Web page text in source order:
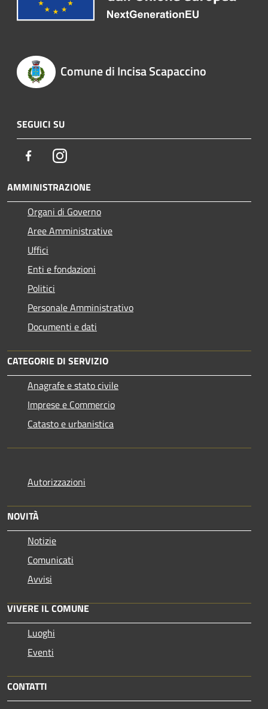
Comune di Incisa Scapaccino
SEGUICI SU
FacebookInstagram
AMMINISTRAZIONE
Organi di Governo
Aree Amministrative
Uffici
Enti e fondazioni
Politici
Personale Amministrativo
Documenti e dati
CATEGORIE DI SERVIZIO
Anagrafe e stato civile
Imprese e Commercio
Catasto e urbanistica
Autorizzazioni
NOVITÀ
Notizie
Comunicati
Avvisi
VIVERE IL COMUNE
Luoghi
Eventi
CONTATTI